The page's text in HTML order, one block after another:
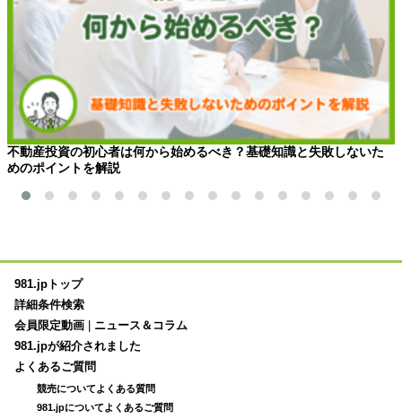
不動産投資の初心者は何から始めるべき？基礎知識と失敗しないた
めのポイントを解説
981.jpトップ
詳細条件検索
会員限定動画
ニュース＆コラム
981.jpが紹介されました
よくあるご質問
競売についてよくある質問
981.jpについてよくあるご質問